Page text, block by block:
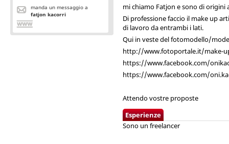
manda un messaggio a
fatjon kacorri
mi chiamo Fatjon e sono di origini
Di professione faccio il make up
di lavoro da entrambi i lati.
Qui in veste del fotomodello/
http://www.fotoportale.it/make-
https://www.facebook.com/
https://www.facebook.com/
Attendo vostre proposte
Esperienze
Sono un freelancer